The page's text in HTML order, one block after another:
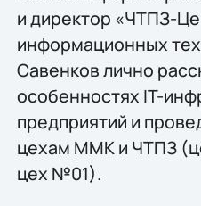
и директор «ЧТПЗ-
информационных
Савенков лично
особенностях IT-
предприятий и
цехам ММК и ЧТПЗ
цех №01).